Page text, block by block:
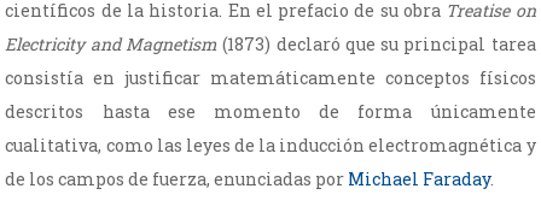
científicos de la historia. En el prefacio de su obra Treatise on
Electricity and Magnetism (1873) declaró que su principal tarea
consistía en justificar matemáticamente conceptos físicos
descritos hasta ese momento de forma únicamente
cualitativa, como las leyes de la inducción electromagnética y
de los campos de fuerza, enunciadas por Michael Faraday.